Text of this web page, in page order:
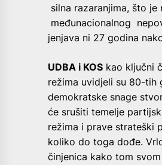
silna razaranjima, što
međunacionalnog
jenjava ni 27 godina
UDBA i KOS kao ključni
režima uvidjeli su 80-tih
demokratske snage
će srušiti temelje
režima i prave strateški
koliko do toga dođe.
činjenica kako tom